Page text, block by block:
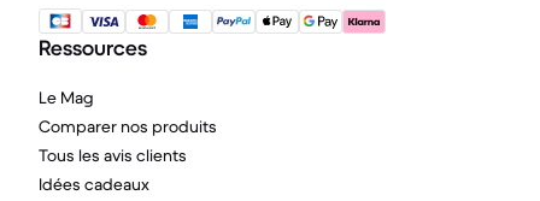
Ressources
Le Mag
Comparer nos produits
Tous les avis clients
Idées cadeaux